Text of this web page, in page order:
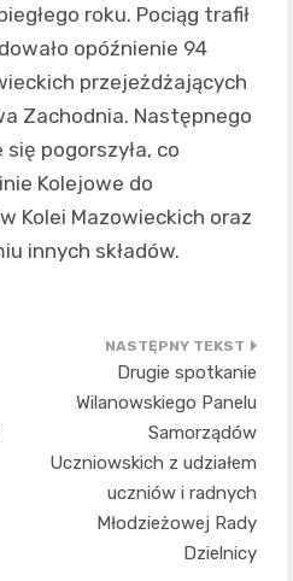
roku. Pociąg trafił
opóźnienie 94
przejeżdżających
Zachodnia. Następnego
pogorszyła, co
Kolejowe do
Kolei Mazowieckich oraz
innych składów.
Drugie spotkanie
Wilanowskiego Panelu
Samorządów
Uczniowskich z udziałem
uczniów i radnych
Młodzieżowej Rady
Dzielnicy